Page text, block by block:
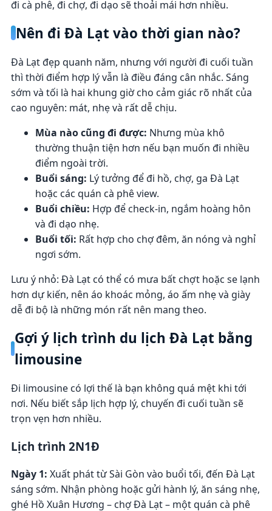
đi cà phê, đi chợ, đi dạo sẽ thoải mái hơn nhiều.
Nên đi Đà Lạt vào thời gian nào?
Đà Lạt đẹp quanh năm, nhưng với người đi cuối tuần
thì thời điểm hợp lý vẫn là điều đáng cân nhắc. Sáng
sớm và tối là hai khung giờ cho cảm giác rõ nhất của
cao nguyên: mát, nhẹ và rất dễ chịu.
Mùa nào cũng đi được: Nhưng mùa khô
thường thuận tiện hơn nếu bạn muốn đi nhiều
điểm ngoài trời.
Buổi sáng: Lý tưởng để đi hồ, chợ, ga Đà Lạt
hoặc các quán cà phê view.
Buổi chiều: Hợp để check-in, ngắm hoàng hôn
và đi dạo nhẹ.
Buổi tối: Rất hợp cho chợ đêm, ăn nóng và nghỉ
ngơi sớm.
Lưu ý nhỏ: Đà Lạt có thể có mưa bất chợt hoặc se lạnh
hơn dự kiến, nên áo khoác mỏng, áo ấm nhẹ và giày
dễ đi bộ là những món rất nên mang theo.
Gợi ý lịch trình du lịch Đà Lạt bằng
limousine
Đi limousine có lợi thế là bạn không quá mệt khi tới
nơi. Nếu biết sắp lịch hợp lý, chuyến đi cuối tuần sẽ
trọn vẹn hơn nhiều.
Lịch trình 2N1Đ
Ngày 1: Xuất phát từ Sài Gòn vào buổi tối, đến Đà Lạt
sáng sớm. Nhận phòng hoặc gửi hành lý, ăn sáng nhẹ,
ghé Hồ Xuân Hương – chợ Đà Lạt – một quán cà phê